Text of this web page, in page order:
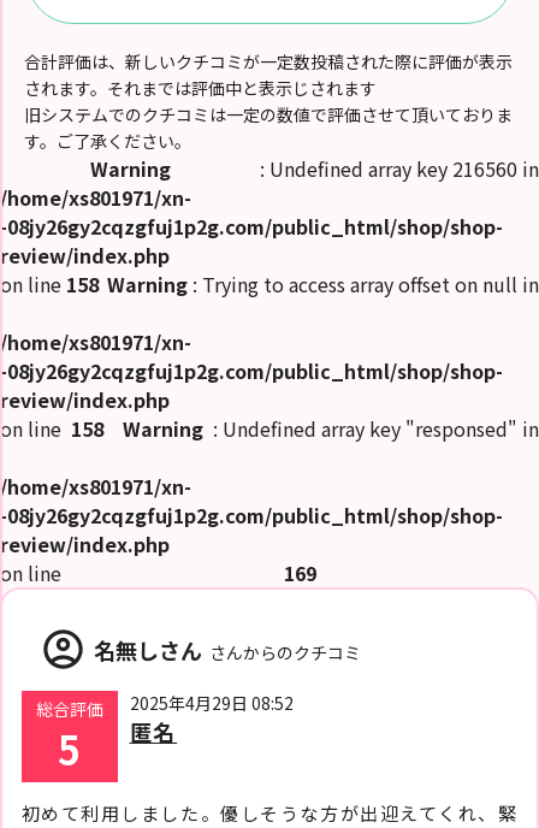
合計評価は、新しいクチコミが一定数投稿された際に評価が表示
されます。それまでは評価中と表示じされます
旧システムでのクチコミは一定の数値で評価させて頂いておりま
す。ご了承ください。
Warning
: Undefined array key 216560 in
/home/xs801971/xn-
-08jy26gy2cqzgfuj1p2g.com/public_html/shop/shop-
review/index.php
on line 158 Warning : Trying to access array offset on null in
/home/xs801971/xn-
-08jy26gy2cqzgfuj1p2g.com/public_html/shop/shop-
review/index.php
on line 158 Warning : Undefined array key "responsed" in
/home/xs801971/xn-
-08jy26gy2cqzgfuj1p2g.com/public_html/shop/shop-
review/index.php
on line
169
account_circle 名無しさん さんからのクチコミ
総合評価
5
2025年4月29日 08:52
匿名
初めて利用しました。優しそうな方が出迎えてくれ、緊
勤
情
報
割
引
ポ
ン
ク
チ
動
画
情
報
女
風
無
女
風